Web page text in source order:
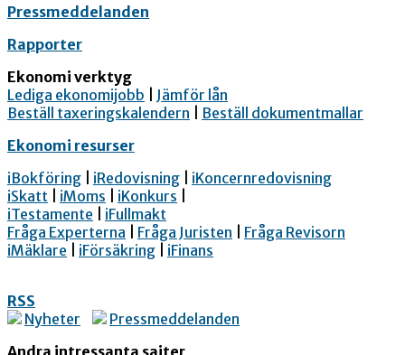
Pressmeddelanden
Rapporter
Ekonomi verktyg
Lediga ekonomijobb
Jämför lån
Beställ taxeringskalendern
Beställ dokumentmallar
Ekonomi resurser
iBokföring
iRedovisning
iKoncernredovisning
iSkatt
iMoms iKonkurs
iTestamente
iFullmakt
Fråga Experterna
Fråga Juristen
Fråga Revisorn
iMäklare
iFörsäkring iFinans
RSS
Nyheter
Pressmeddelanden